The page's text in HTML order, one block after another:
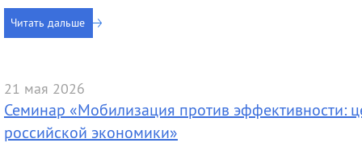
Читать дальше
21 мая 2026
Семинар «Мобилизация против эффективности:
российской экономики»